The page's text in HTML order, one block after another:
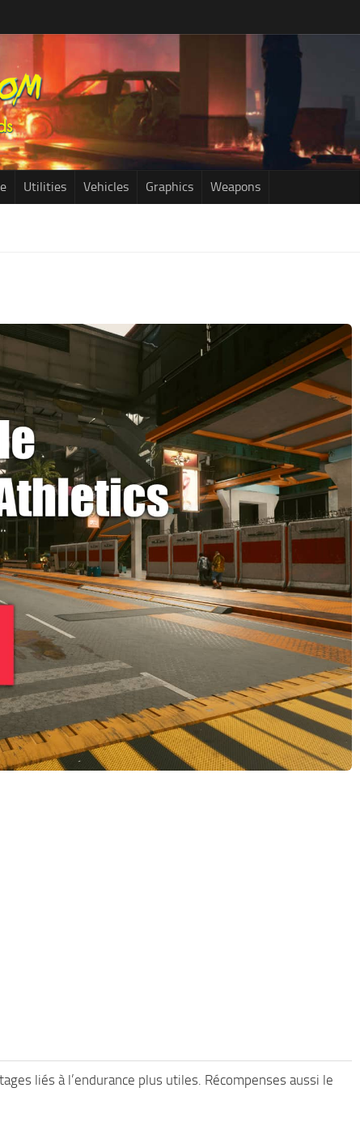
Utilities Vehicles Graphics Weapons
liés à l’endurance plus utiles. Récompenses aussi le